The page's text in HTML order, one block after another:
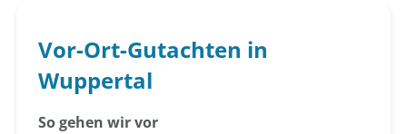
Vor-Ort-Gutachten in
Wuppertal
So gehen wir vor